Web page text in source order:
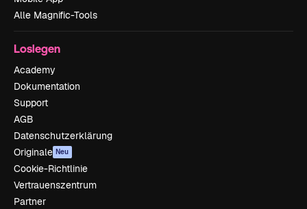
Alle Magnific-Tools
Loslegen
Academy
Dokumentation
Support
AGB
Datenschutzerklärung
Originale Neu
Cookie-Richtlinie
Vertrauenszentrum
Partner